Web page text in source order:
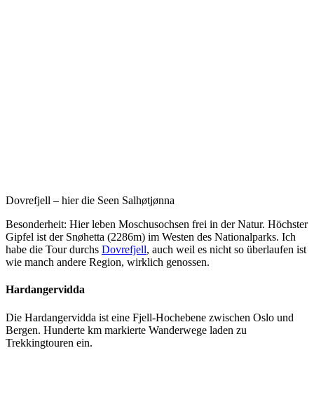
Dovrefjell – hier die Seen Salhøtjønna
Besonderheit: Hier leben Moschusochsen frei in der Natur. Höchster
Gipfel ist der Snøhetta (2286m) im Westen des Nationalparks. Ich
habe die Tour durchs Dovrefjell, auch weil es nicht so überlaufen ist
wie manch andere Region, wirklich genossen.
Hardangervidda
Die Hardangervidda ist eine Fjell-Hochebene zwischen Oslo und
Bergen. Hunderte km markierte Wanderwege laden zu
Trekkingtouren ein.